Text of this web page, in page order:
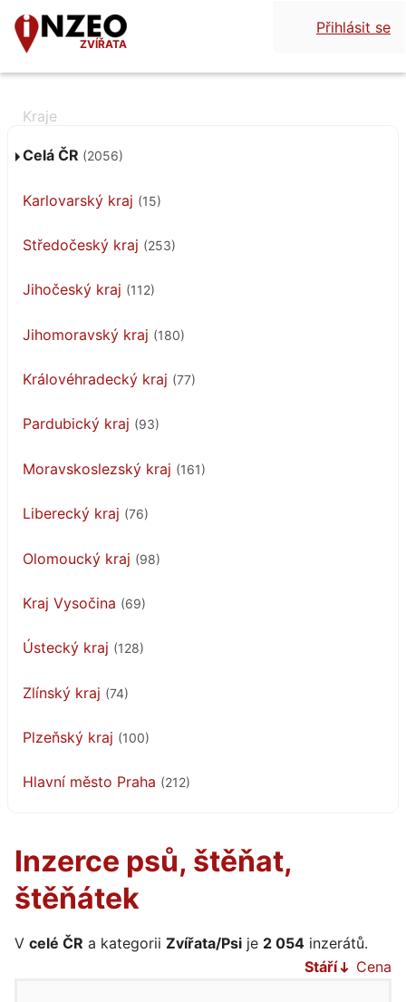
ZVÍŘATA
Přihlásit se
Celá ČR (2056)
Karlovarský kraj (15)
Středočeský kraj (253)
Jihočeský kraj (112)
Jihomoravský kraj (180)
Královéhradecký kraj (77)
Pardubický kraj (93)
Moravskoslezský kraj (161)
Liberecký kraj (76)
Olomoucký kraj (98)
Kraj Vysočina (69)
Ústecký kraj (128)
Zlínský kraj (74)
Plzeňský kraj (100)
Hlavní město Praha (212)
Inzerce psů, štěňat,
štěňátek
V celé ČR a kategorii Zvířata/Psi je 2 054 inzerátů.
Stáří
Cena